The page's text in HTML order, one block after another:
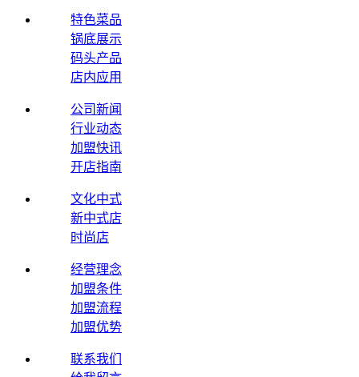
特色菜品
锅底展示
码头产品
店内应用
公司新闻
行业动态
加盟快讯
开店指南
文化中式
新中式店
时尚店
经营理念
加盟条件
加盟流程
加盟优势
联系我们